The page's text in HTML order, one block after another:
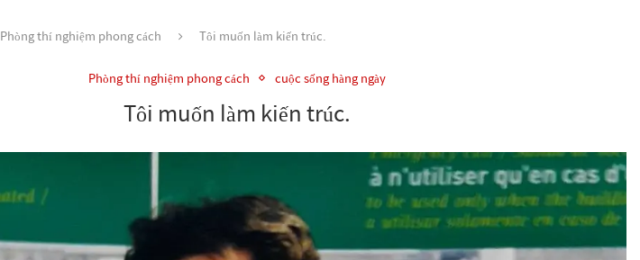
Phòng thí nghiệm phong cách Tôi muốn làm kiến trúc.
Phòng thí nghiệm phong cách cuộc sống hàng ngày
Tôi muốn làm kiến trúc.